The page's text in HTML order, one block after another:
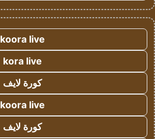
koora live
kora live
كورة لايف
koora live
كورة لايف